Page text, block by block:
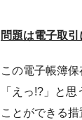
問題は電子取
この電子帳簿
「えっ!?」と
ことができる